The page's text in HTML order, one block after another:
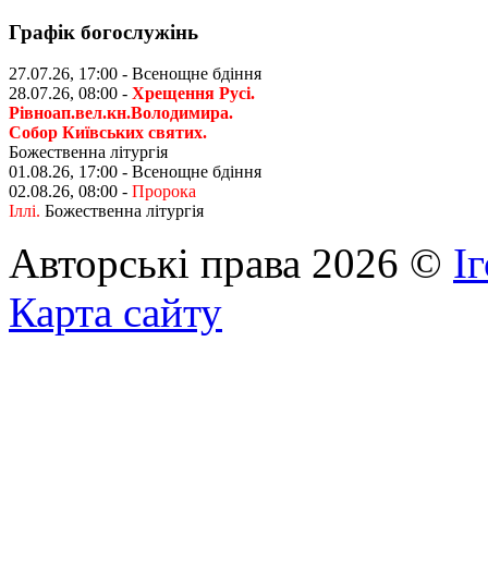
Графік богослужінь
27.07.26, 17:00 - Всенощне бдіння
28.07.26, 08:00 - Хрещення Русі.
Рівноап.вел.кн.Володимира.
Собор Київських святих.
Божественна літургія
01.08.26, 17:00 - Всенощне бдіння
02.08.26, 08:00 - Пророка
Іллі. Божественна літургія
Авторські права 2026 ©
Карта сайту